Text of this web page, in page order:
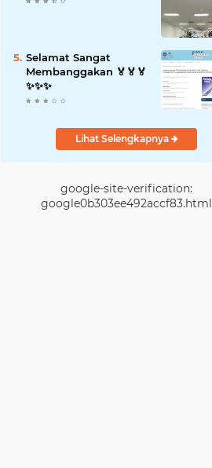
Selamat Sangat
Membanggakan 🏅🏅🏅
✨️✨️✨️
Lihat Selengkapnya
google-site-verification:
google0b303ee492accf83.html